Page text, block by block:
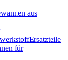
aus
Ersatzteile
für